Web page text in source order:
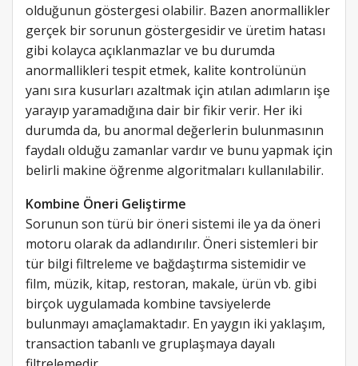
olduğunun göstergesi olabilir. Bazen anormallikler
gerçek bir sorunun göstergesidir ve üretim hatası
gibi kolayca açıklanmazlar ve bu durumda
anormallikleri tespit etmek, kalite kontrolünün
yanı sıra kusurları azaltmak için atılan adımların işe
yarayıp yaramadığına dair bir fikir verir. Her iki
durumda da, bu anormal değerlerin bulunmasının
faydalı olduğu zamanlar vardır ve bunu yapmak için
belirli makine öğrenme algoritmaları kullanılabilir.
Kombine Öneri Geliştirme
Sorunun son türü bir öneri sistemi ile ya da öneri
motoru olarak da adlandırılır. Öneri sistemleri bir
tür bilgi filtreleme ve bağdaştırma sistemidir ve
film, müzik, kitap, restoran, makale, ürün vb. gibi
birçok uygulamada kombine tavsiyelerde
bulunmayı amaçlamaktadır. En yaygın iki yaklaşım,
transaction tabanlı ve gruplaşmaya dayalı